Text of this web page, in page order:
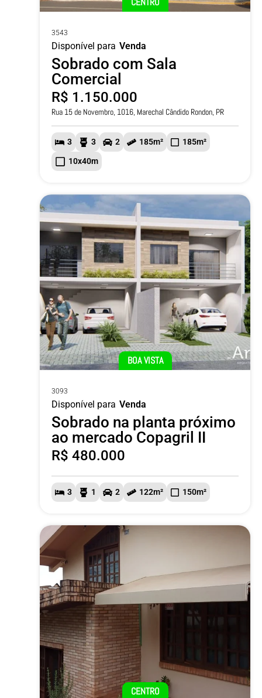
3543
Disponível para Venda
Sobrado com Sala
Comercial
R$ 1.150.000
Rua 15 de Novembro, 1016, Marechal Cândido Rondon, PR
3 3 2 185m² 185m²
10x40m
BOA VISTA
3093
Disponível para Venda
Sobrado na planta próximo
ao mercado Copagril II
R$ 480.000
3 1 2 122m² 150m²
CENTRO